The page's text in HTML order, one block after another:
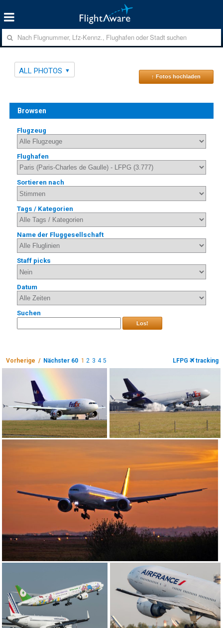
ALL PHOTOS
↑ Fotos hochladen
Browsen
Flugzeug
Flughafen
Sortieren nach
Tags / Kategorien
Name der Fluggesellschaft
Staff picks
Datum
Suchen
Los!
Vorherige / Nächster 60 1 2 3 4 5 LFPG tracking